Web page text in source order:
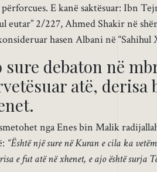
E kanë saktësuar: Ibn
eutar” 2/227, Ahmed Shakir në
hasen Albani në “Sahihul
sure debaton në
atë, derisa
nga Enes bin Malik
“Është një sure në Kuran e cila ka
e fut atë në xhenet, e ajo është surja